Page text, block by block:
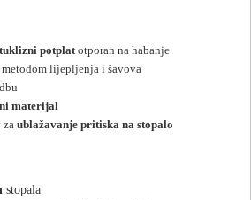
potplat otporan na habanje
lijepljenja i šavova
materijal
za ublažavanje pritiska na stopalo
stopala